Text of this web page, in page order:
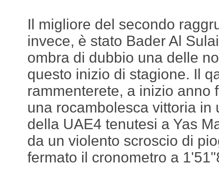
Il migliore del secondo
invece, è stato Bader Al
ombra di dubbio una delle
questo inizio di stagione. Il
rammenterete, a inizio anno
una rocambolesca vittoria in
della UAE4 tenutesi a Yas
da un violento scroscio di
fermato il cronometro a